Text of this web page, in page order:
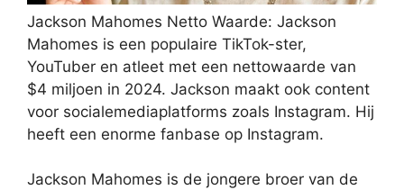
Jackson Mahomes Netto Waarde: Jackson
Mahomes is een populaire TikTok-ster,
YouTuber en atleet met een nettowaarde van
$4 miljoen in 2024. Jackson maakt ook content
voor socialemediaplatforms zoals Instagram. Hij
heeft een enorme fanbase op Instagram.
Jackson Mahomes is de jongere broer van de